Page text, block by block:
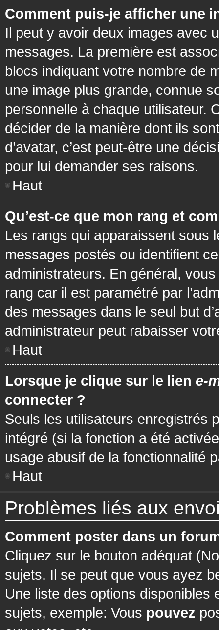
Comment puis-je afficher une
Il peut y avoir deux images avec
messages. La première est
blocs indiquant votre nombre de
une image plus grande, connue
personnelle à chaque utilisateur.
décider de la manière dont ils
d’avatar, c’est peut-être une
pour lui demander ses raisons.
Haut
Qu’est-ce que mon rang et
Les rangs qui apparaissent sous
messages postés ou identifient
administrateurs. En général,
rang car il est paramétré par
des messages dans le seul but
administrateur peut rabaisser
Haut
Lorsque je clique sur le lien e-
connecter ?
Seuls les utilisateurs enregistrés
intégré (si la fonction a été
usage abusif de la fonctionnalité
Haut
Problèmes liés aux
Comment poster dans un
Cliquez sur le bouton adéquat
sujets. Il se peut que vous ayez
Une liste des options
sujets, exemple: Vous pouvez